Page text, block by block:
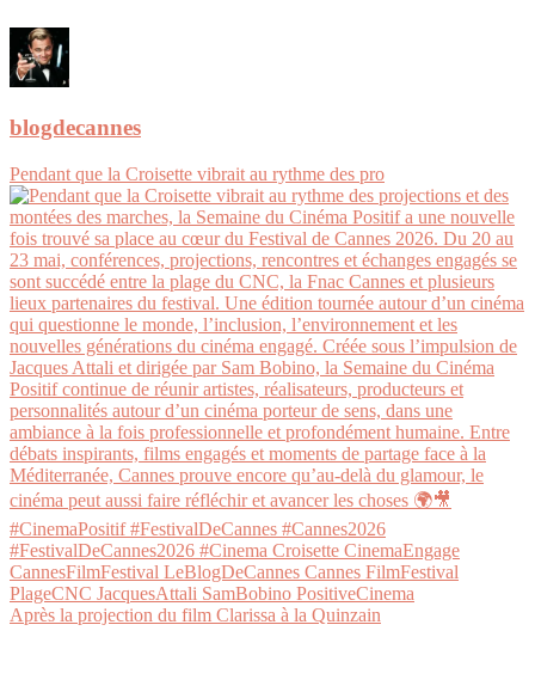
blogdecannes
Pendant que la Croisette vibrait au rythme des pro
Après la projection du film Clarissa à la Quinzain